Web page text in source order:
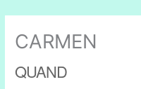
CARMEN
QUAND